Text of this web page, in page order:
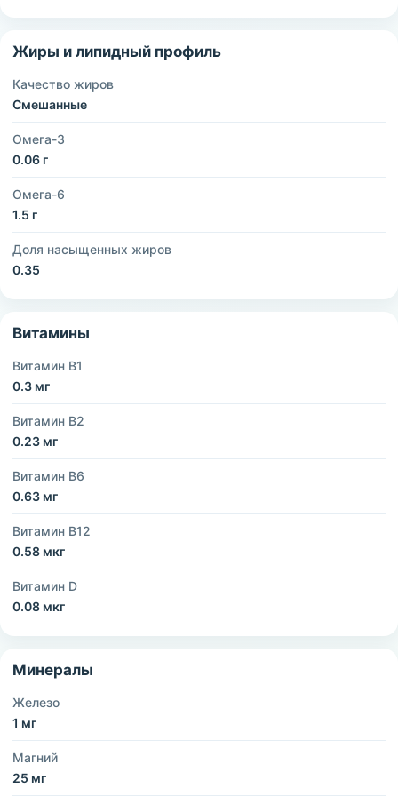
Жиры и липидный профиль
Качество жиров
Смешанные
Омега-3
0.06 г
Омега-6
1.5 г
Доля насыщенных жиров
0.35
Витамины
Витамин B1
0.3 мг
Витамин B2
0.23 мг
Витамин B6
0.63 мг
Витамин B12
0.58 мкг
Витамин D
0.08 мкг
Минералы
Железо
1 мг
Магний
25 мг